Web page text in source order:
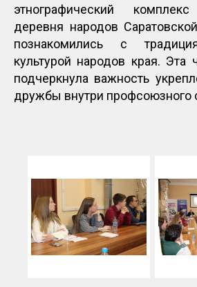
этнографический
деревня народов
познакомились с
культурой народов края. Эта
подчеркнула важность
дружбы внутри профсоюзного